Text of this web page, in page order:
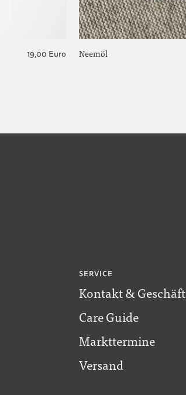
19,00 Euro Neemöl
SERVICE
Kontakt & Geschäft
Care Guide
Markttermine
Versand